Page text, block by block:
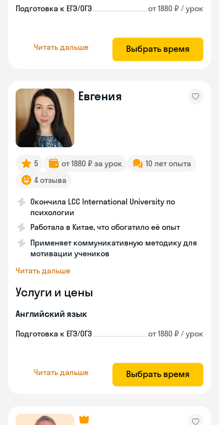
Подготовка к ЕГЭ/ОГЭ от 1880 ₽ / урок
Читать дальше Выбрать время
Евгения
5 от 1880 ₽ за урок
10 лет опыта
4 отзыва
Окончила LCC International University по
психологии
Работала в Китае, что обогатило её опыт
Применяет коммуникативную методику для
мотивации учеников
Читать дальше
Услуги и цены
Английский язык
Подготовка к ЕГЭ/ОГЭ от 1880 ₽ / урок
Читать дальше Выбрать время